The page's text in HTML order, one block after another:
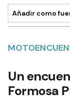
Añadir como
Un
Formosa